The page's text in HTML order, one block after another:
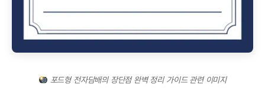
포드형 전자담배의 장단점 완벽 정리 가이드 관련 이미지